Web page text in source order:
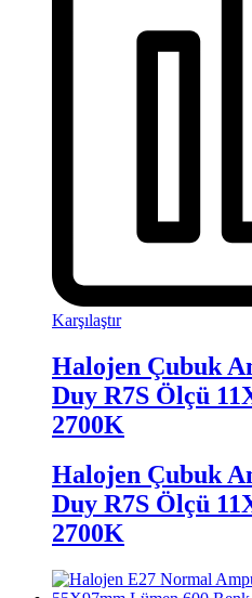
Karşılaştır
Halojen Çubuk
Duy R7S Ölçü
2700K
Halojen Çubuk
Duy R7S Ölçü
2700K